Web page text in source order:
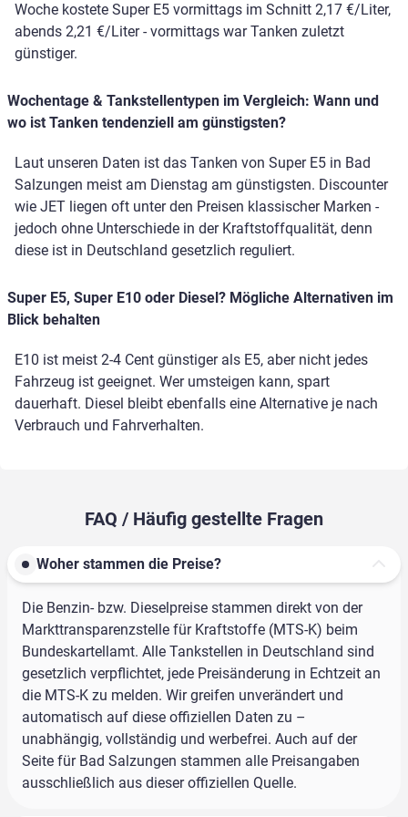
Woche kostete Super E5 vormittags im Schnitt 2,17 €/Liter,
abends 2,21 €/Liter - vormittags war Tanken zuletzt
günstiger.
Wochentage & Tankstellentypen im Vergleich: Wann und
wo ist Tanken tendenziell am günstigsten?
Laut unseren Daten ist das Tanken von Super E5 in Bad
Salzungen meist am Dienstag am günstigsten. Discounter
wie JET liegen oft unter den Preisen klassischer Marken -
jedoch ohne Unterschiede in der Kraftstoffqualität, denn
diese ist in Deutschland gesetzlich reguliert.
Super E5, Super E10 oder Diesel? Mögliche Alternativen im
Blick behalten
E10 ist meist 2-4 Cent günstiger als E5, aber nicht jedes
Fahrzeug ist geeignet. Wer umsteigen kann, spart
dauerhaft. Diesel bleibt ebenfalls eine Alternative je nach
Verbrauch und Fahrverhalten.
FAQ / Häufig gestellte Fragen
Woher stammen die Preise?
Die Benzin- bzw. Dieselpreise stammen direkt von der
Markttransparenzstelle für Kraftstoffe (MTS-K) beim
Bundeskartellamt. Alle Tankstellen in Deutschland sind
gesetzlich verpflichtet, jede Preisänderung in Echtzeit an
die MTS-K zu melden. Wir greifen unverändert und
automatisch auf diese offiziellen Daten zu –
unabhängig, vollständig und werbefrei. Auch auf der
Seite für Bad Salzungen stammen alle Preisangaben
ausschließlich aus dieser offiziellen Quelle.